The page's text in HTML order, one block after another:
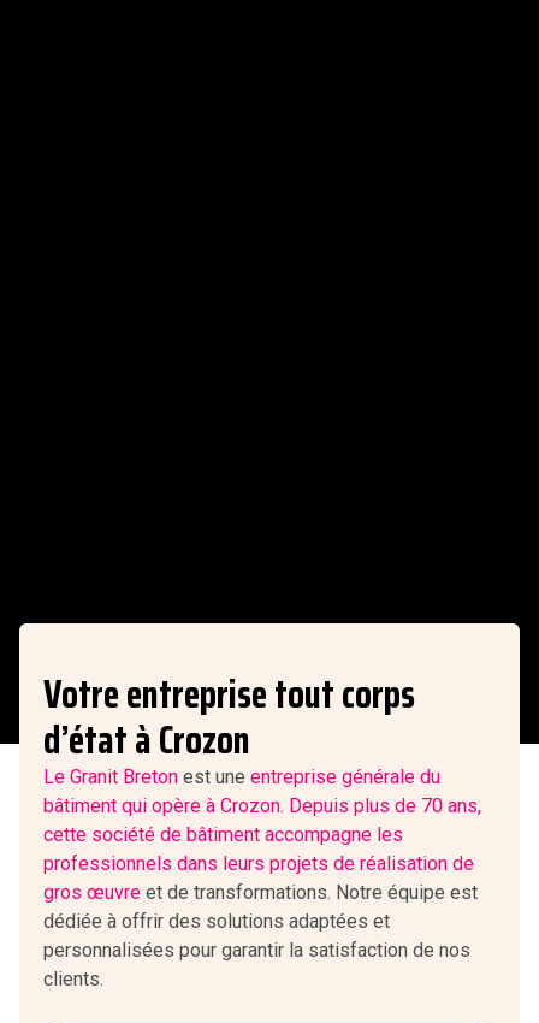
Votre entreprise tout corps
d’état à Crozon
Le Granit Breton est une entreprise générale du
bâtiment qui opère à Crozon. Depuis plus de 70 ans,
cette société de bâtiment accompagne les
professionnels dans leurs projets de réalisation de
gros œuvre et de transformations. Notre équipe est
dédiée à offrir des solutions adaptées et
personnalisées pour garantir la satisfaction de nos
clients.